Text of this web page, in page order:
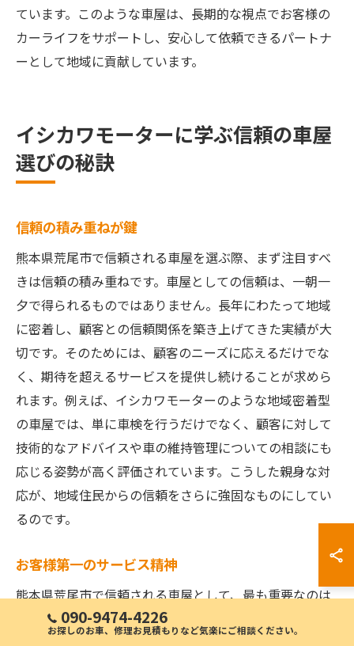
ています。このような車屋は、長期的な視点でお客様の
カーライフをサポートし、安心して依頼できるパートナ
ーとして地域に貢献しています。
イシカワモーターに学ぶ信頼の車屋
選びの秘訣
信頼の積み重ねが鍵
熊本県荒尾市で信頼される車屋を選ぶ際、まず注目すべ
きは信頼の積み重ねです。車屋としての信頼は、一朝一
夕で得られるものではありません。長年にわたって地域
に密着し、顧客との信頼関係を築き上げてきた実績が大
切です。そのためには、顧客のニーズに応えるだけでな
く、期待を超えるサービスを提供し続けることが求めら
れます。例えば、イシカワモーターのような地域密着型
の車屋では、単に車検を行うだけでなく、顧客に対して
技術的なアドバイスや車の維持管理についての相談にも
応じる姿勢が高く評価されています。こうした親身な対
応が、地域住民からの信頼をさらに強固なものにしてい
るのです。
お客様第一のサービス精神
熊本県荒尾市で信頼される車屋として、最も重要なのは
「お客様第一」のサービス精神です。この精神は、単な
090-9474-4226
お探しのお車、修理お見積もりなど気楽にご相談ください。